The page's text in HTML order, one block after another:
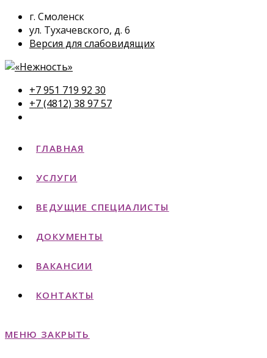
г. Смоленск
ул. Тухачевского, д. 6
Версия для слабовидящих
+7 951 719 92 30
+7 (4812) 38 97 57
ГЛАВНАЯ
УСЛУГИ
ВЕДУЩИЕ СПЕЦИАЛИСТЫ
ДОКУМЕНТЫ
ВАКАНСИИ
КОНТАКТЫ
МЕНЮ ЗАКРЫТЬ